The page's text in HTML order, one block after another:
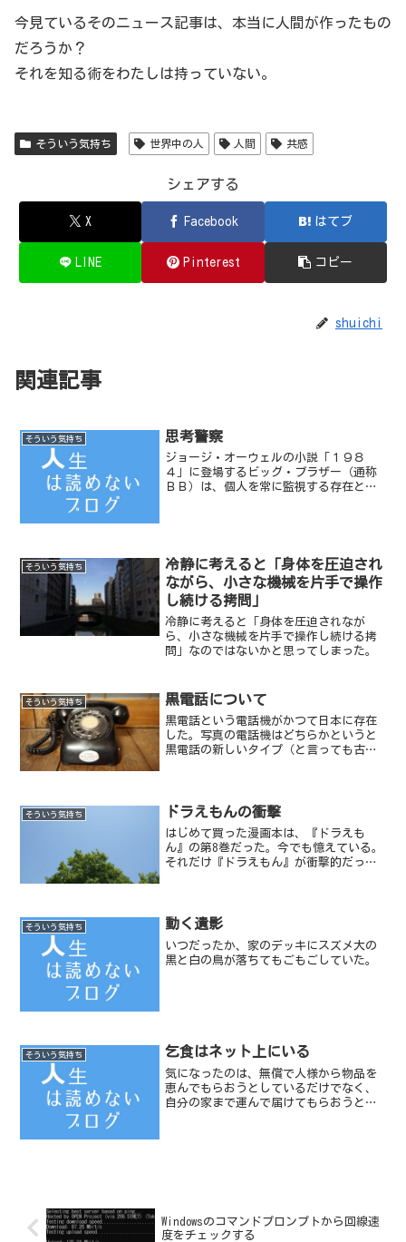
今見ているそのニュース記事は、本当に人間が作ったもの
だろうか？
それを知る術をわたしは持っていない。
そういう気持ち 世界中の人 人間 共感
シェアする
X Facebook はてブ
LINE Pinterest コピー
shuichi
関連記事
そういう気持ち 思考警察
ジョージ・オーウェルの小説「１９８
４」に登場するビッグ・ブラザー（通称
ＢＢ）は、個人を常に監視する存在とし
そういう気持ち
冷静に考えると「身体を圧迫され
ながら、小さな機械を片手で操作
し続ける拷問」
冷静に考えると「身体を圧迫されなが
ら、小さな機械を片手で操作し続ける拷
問」なのではないかと思ってしまった。
そういう気持ち 黒電話について
黒電話という電話機がかつて日本に存在
した。写真の電話機はどちらかというと
黒電話の新しいタイプ（と言っても古い
ることはずばり遠く離れた...
そういう気持ち ドラえもんの衝撃
はじめて買った漫画本は、『ドラえも
ん』の第8巻だった。今でも憶えている。
それだけ『ドラえもん』が衝撃的だった
そういう気持ち 動く遺影
いつだったか、家のデッキにスズメ大の
黒と白の鳥が落ちてもごもごしていた。
そういう気持ち 乞食はネット上にいる
気になったのは、無償で人様から物品を
恵んでもらおうとしているだけでなく、
自分の家まで運んで届けてもらおうとす
Windowsのコマンドプロンプトから回線速
度をチェックする